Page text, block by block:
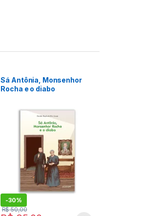
Sá Antônia, Monsenhor
Rocha e o diabo
-30%
R$50,00